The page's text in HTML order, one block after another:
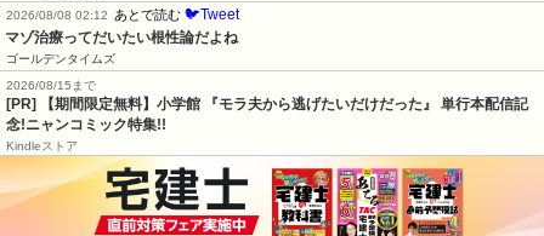
2026/08/08 02:12 あとで読む 🐦Tweet
マゾ治療ってだいたい根性論だよね
ゴールデンタイムズ
2026/08/15まで
[PR] 【期間限定無料】小学館 『モラ夫から逃げたいだけだった』 単行本配信記
念!ニャンコミック特集!!
Kindleストア